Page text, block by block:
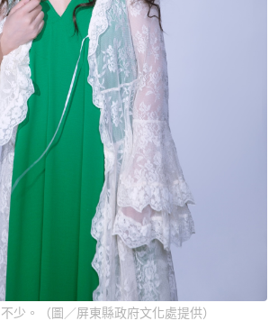
少。（圖／屏東縣政府文化處提供）